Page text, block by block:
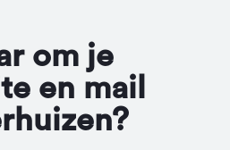
om je
en mail